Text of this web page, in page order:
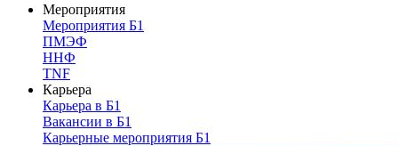
Мероприятия
Мероприятия Б1
ПМЭФ
ННФ
TNF
Карьера
Карьера в Б1
Вакансии в Б1
Карьерные мероприятия Б1